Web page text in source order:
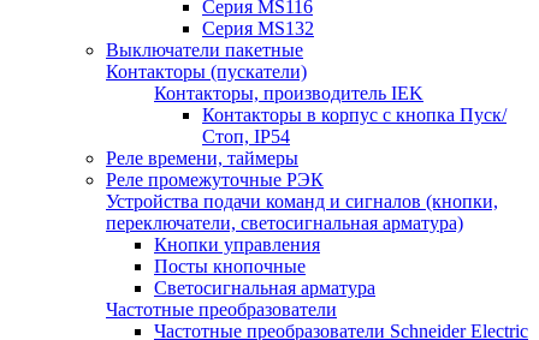
Серия MS116
Серия MS132
Выключатели пакетные
Контакторы (пускатели)
Контакторы, производитель IEK
Контакторы в корпус с кнопка Пуск/
Стоп, IP54
Реле времени, таймеры
Реле промежуточные РЭК
Устройства подачи команд и сигналов (кнопки,
переключатели, светосигнальная арматура)
Кнопки управления
Посты кнопочные
Светосигнальная арматура
Частотные преобразователи
Частотные преобразователи Schneider Electric